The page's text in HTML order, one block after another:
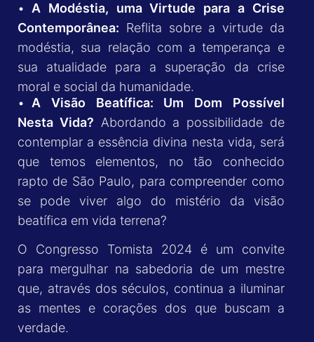
•
A Modéstia, uma Virtude para a Crise
Contemporânea: Reflita sobre a virtude da
modéstia, sua relação com a temperança e
sua atualidade para a superação da crise
moral e social da humanidade.
•
A Visão Beatífica: Um Dom Possível
Nesta Vida? Abordando a possibilidade de
contemplar a essência divina nesta vida, será
que temos elementos, no tão conhecido
rapto de São Paulo, para compreender como
se pode viver algo do mistério da visão
beatífica em vida terrena?
O Congresso Tomista 2024 é um convite
para mergulhar na sabedoria de um mestre
que, através dos séculos, continua a iluminar
as mentes e corações dos que buscam a
verdade.